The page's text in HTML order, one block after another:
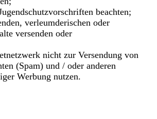
beachten;
verleumderischen oder
versenden oder
nicht zur Versendung von
(Spam) und / oder anderen
Werbung nutzen.